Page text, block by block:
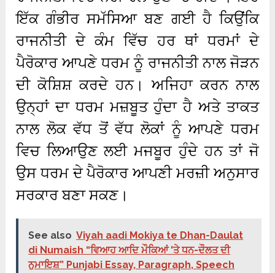
ਇੱਕ ਗੰਭੀਰ ਸਮੱਸਿਆ ਬਣ ਗਈ ਹੈ ਕਿਉਂਕਿ
ਰਾਜਨੀਤੀ ਦੇ ਕੰਮ ਵਿੱਚ ਹਰ ਥਾਂ ਧਰਮਾਂ ਦੇ
ਪੈਰੋਕਾਰ ਆਪਣੇ ਧਰਮ ਨੂੰ ਰਾਜਨੀਤੀ ਨਾਲ ਜੋੜਨ
ਦੀ ਕੋਸ਼ਿਸ਼ ਕਰਦੇ ਹਨ। ਅਜਿਹਾ ਕਰਨ ਨਾਲ
ਉਨ੍ਹਾਂ ਦਾ ਧਰਮ ਮਜ਼ਬੂਤ ​​ਹੁੰਦਾ ਹੈ ਅਤੇ ਤਾਕਤ
ਨਾਲ ਲੋਕ ਵੱਧ ਤੋਂ ਵੱਧ ਲੋਕਾਂ ਨੂੰ ਆਪਣੇ ਧਰਮ
ਵਿਚ ਲਿਆਉਣ ਲਈ ਮਜਬੂਰ ਹੁੰਦੇ ਹਨ ਤਾਂ ਜੋ
ਉਸ ਧਰਮ ਦੇ ਪੈਰੋਕਾਰ ਆਪਣੀ ਮਰਜ਼ੀ ਅਨੁਸਾਰ
ਸਰਕਾਰ ਬਣਾ ਸਕਣ।
See also Viyah aadi Mokiya te Dhan-Daulat
di Numaish “ਵਿਆਹ ਆਦਿ ਮੌਕਿਆਂ 'ਤੇ ਧਨ-ਦੌਲਤ ਦੀ
ਨੁਮਾਇਸ਼” Punjabi Essay, Paragraph, Speech